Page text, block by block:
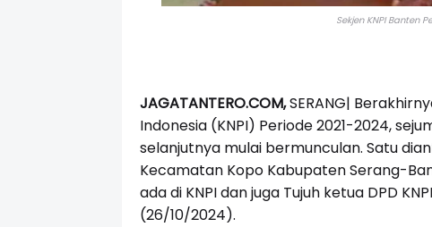
Sekjen KNPI Banten
JAGATANTERO.COM,SERANG|
Indonesia (KNPI) Periode 2021-2024,
selanjutnya mulai bermunculan. Satu
Kecamatan Kopo Kabupaten Serang-
ada di KNPI dan juga Tujuh ketua DPD
(26/10/2024).